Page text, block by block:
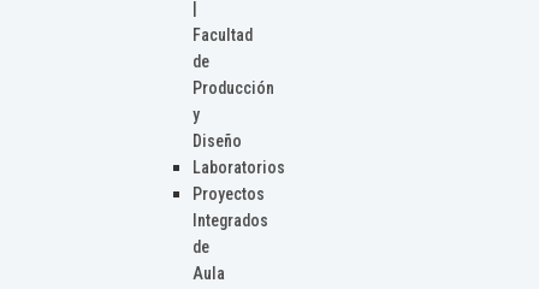
Facultad
de
Producción
y
Diseño
Laboratorios
Proyectos
Integrados
de
Aula